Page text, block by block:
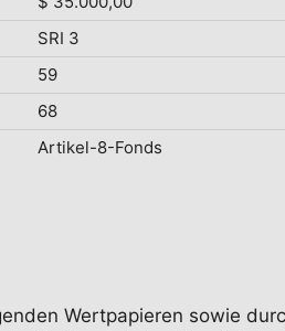
SRI 3
59
68
Artikel-8-Fonds
Wertpapieren sowie